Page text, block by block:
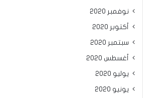
نوفمبر 2020
أكتوبر 2020
سبتمبر 2020
أغسطس 2020
يوليو 2020
يونيو 2020